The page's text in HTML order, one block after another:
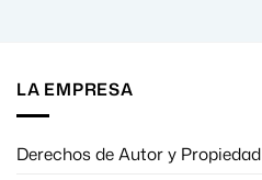
LA EMPRESA
Derechos de Autor y